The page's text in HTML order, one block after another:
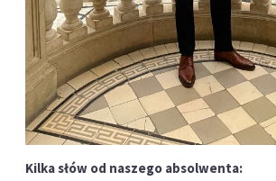
Kilka słów od naszego absolwenta: